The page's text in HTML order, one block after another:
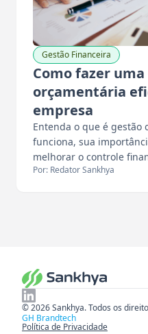
Gestão Financeira
Como fazer
orçamentária
empresa
Entenda o que é gestão
funciona, sua
melhorar o controle
Por: Redator Sankhya
© 2026 Sankhya. Todos os
GH Brandtech
Política de Privacidade